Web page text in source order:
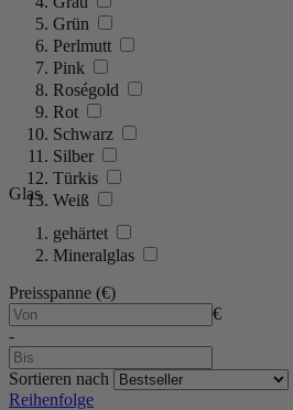
Grün
Perlmutt
Pink
Roségold
Rot
Schwarz
Silber
Türkis
Weiß
Glas
gehärtet
Mineralglas
Preisspanne (€)
€
-
Sortieren nach
Reihenfolge